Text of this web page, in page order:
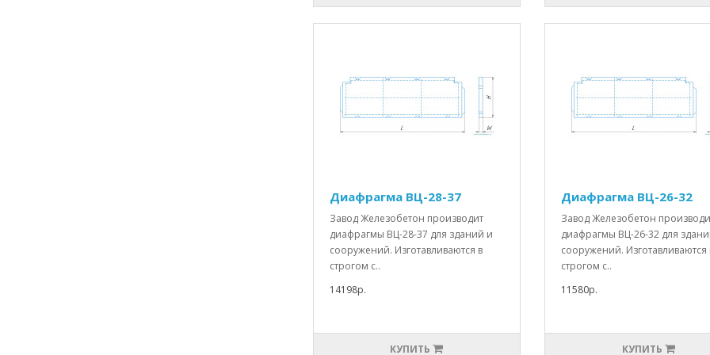
Диафрагма ВЦ-28-37
Завод Железобетон производит
диафрагмы ВЦ-28-37 для зданий и
сооружений. Изготавливаются в
строгом с..
14198р.
КУПИТЬ
Диафрагма ВЦ-26-32
Завод Железобетон
диафрагмы ВЦ-26-32 для
сооружений. Изготавливаются
строгом с..
11580р.
КУПИТЬ